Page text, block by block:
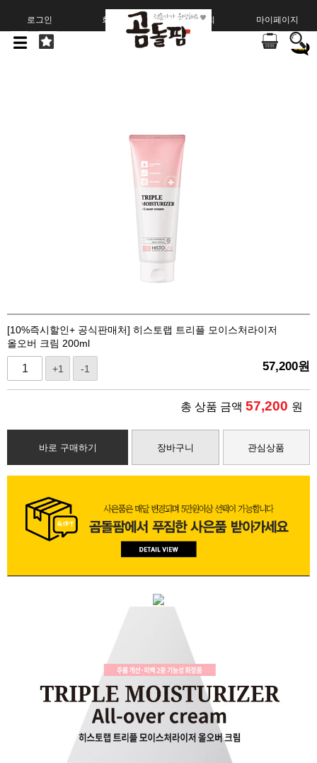
로그인 회원가입 주문조회 마이페이지
[10%즉시할인+ 공식판매처] 히스토랩 트리플 모이스처라이저
올오버 크림 200ml
+1 -1 57,200원
총 상품 금액 57,200 원
바로 구매하기 장바구니 관심상품